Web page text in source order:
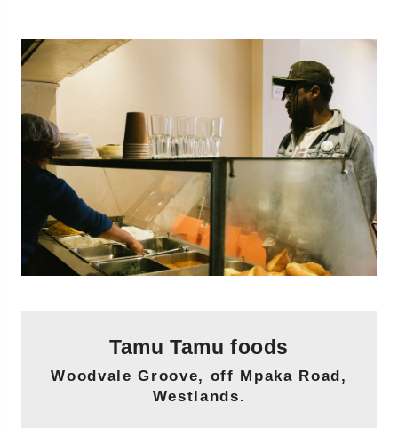
Tamu Tamu foods
Woodvale Groove, off Mpaka Road,
Westlands.